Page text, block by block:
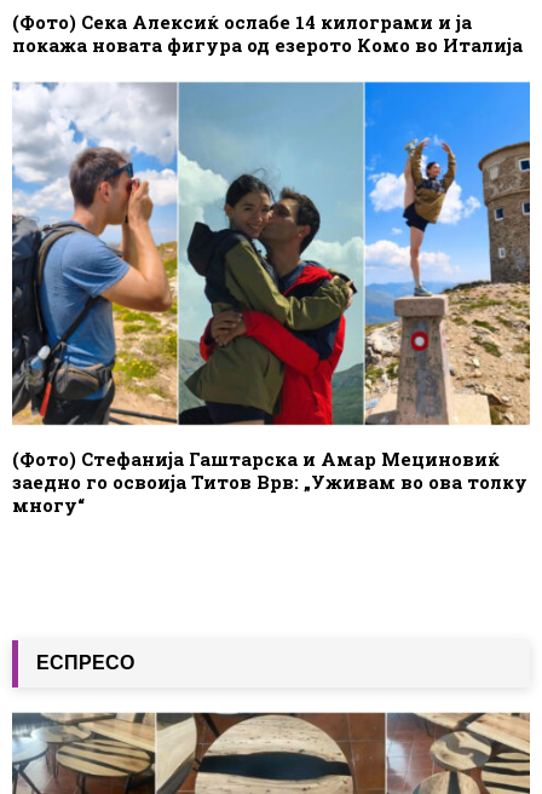
(Фото) Сека Алексиќ ослабе 14 килограми и ја
покажа новата фигура од езерото Комо во Италија
(Фото) Стефанија Гаштарска и Амар Мециновиќ
заедно го освоија Титов Врв: „Уживам во ова толку
многу“
ЕСПРЕСО